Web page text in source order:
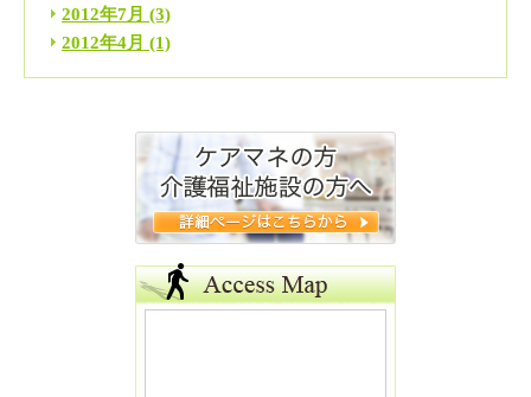
2012年7月 (3)
2012年4月 (1)